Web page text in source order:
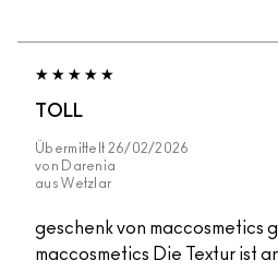
TOLL
Übermittelt 26/02/2026
von
Darenia
aus Wetzlar
geschenk von maccosmetics
maccosmetics Die Textur ist